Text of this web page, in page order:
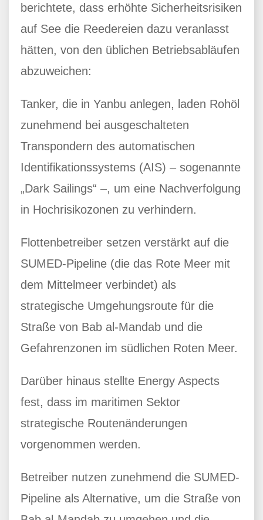
berichtete, dass erhöhte Sicherheitsrisiken
auf See die Reedereien dazu veranlasst
hätten, von den üblichen Betriebsabläufen
abzuweichen:
Tanker, die in Yanbu anlegen, laden Rohöl
zunehmend bei ausgeschalteten
Transpondern des automatischen
Identifikationssystems (AIS) – sogenannte
„Dark Sailings“ –, um eine Nachverfolgung
in Hochrisikozonen zu verhindern.
Flottenbetreiber setzen verstärkt auf die
SUMED-Pipeline (die das Rote Meer mit
dem Mittelmeer verbindet) als
strategische Umgehungsroute für die
Straße von Bab al-Mandab und die
Gefahrenzonen im südlichen Roten Meer.
Darüber hinaus stellte Energy Aspects
fest, dass im maritimen Sektor
strategische Routenänderungen
vorgenommen werden.
Betreiber nutzen zunehmend die SUMED-
Pipeline als Alternative, um die Straße von